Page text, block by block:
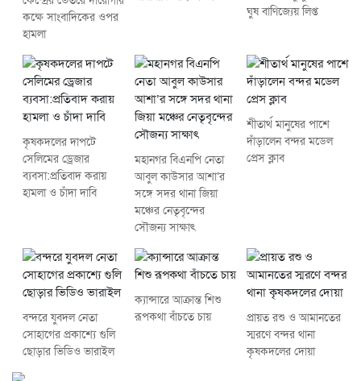
কক্ষে সাংবাদিকের ওপর
হামলা
ঘুষ বাণিজ্যেয় লিপ্ত
কৃষকদলের দাপটে
সেলিমের ড্রেজার
ব্যবসা:প্রতিবাদ করায়
হামলা ও চাঁদা দাবি
মহানগর বিএনপি নেতা
আবুল কাউসার আশা’র
সঙ্গে সদর থানা জিয়া
মঞ্চের নেতৃবৃন্দের
সৌজন্য সাক্ষাৎ
শীতার্থ মানুষের পাশে
দাঁড়ালেন বন্দর মডেল
প্রেস ক্লাব
বন্দরে যুবদল নেতা
সোহাগের প্রকাশ্যে গুলি
ছোড়ার ভিডিও ভারাইল
ক্যান্সারে আক্রান্ত শিশু
রূপকথা বাঁচতে চায়
প্রায়ত রশু ও আমানতের
স্মরণে বন্দর থানা
কৃষকদলের দোয়া